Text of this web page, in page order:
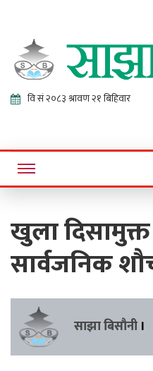
Online News Portal
खुला
सार्वजनिक
साझा बिसौनी ।